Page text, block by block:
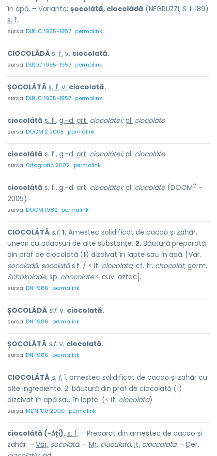
în apă. – Variante: șocolátă, ciocoládă (NEGRUZZI, S. II 189)
s. f.
sursa:DLRLC 1955-1957 permalink
CIOCOLĂDĂ s. f. v. ciocolată.
sursa:DLRLC 1955-1957 permalink
ȘOCOLÁTĂ s. f. v. ciocolată.
sursa:DLRLC 1955-1957 permalink
ciocolátă s. f., g.-d. art. ciocolátei; pl. ciocoláte
sursa:DOOM 2 2005 permalink
ciocolátă s. f., g.-d. art. ciocolátei;pl. ciocoláte
sursa: Ortografic 2002 permalink
ciocolátă s. f., g.-d. art. ciocolátei;pl. ciocoláte(DOOM2 –
2005)
sursa:DOOM 1982 permalink
CIOCOLÁTĂ s.f. 1. Amestec solidificat de cacao și zahăr,
uneori cu adaosuri de alte substanțe. 2. Băutură preparată
din praf de ciocolată (1) dizolvat în lapte sau în apă. [Var.
șocoladă, șocolatăs.f. / < it. ciocolata, cf. fr. chocolat, germ.
Schokolade, sp. chocolate< cuv. aztec].
sursa:DN 1986 permalink
ȘOCOLÁDĂ s.f. v. ciocolată.
sursa:DN 1986 permalink
ȘOCOLÁTĂ s.f. v. ciocolată.
sursa:DN 1986 permalink
CIOCOLÁTĂ s. f. 1. amestec solidificat de cacao și zahăr cu
alte ingrediente. 2. băutură din praf de ciocolată (1)
dizolvat în apă sau în lapte. (< it. ciocolata)
sursa:MDN '00 2000 permalink
ciocolátă (-ắți), s. f. – Preparat din amestec de cacao și
zahăr. – Var. șocolată. – Mr. ciuculată. It. cioccolata. – Der.